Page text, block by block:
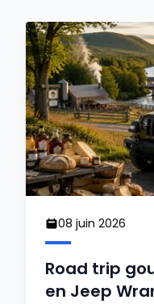
08 juin 2026
Road trip
en Jeep